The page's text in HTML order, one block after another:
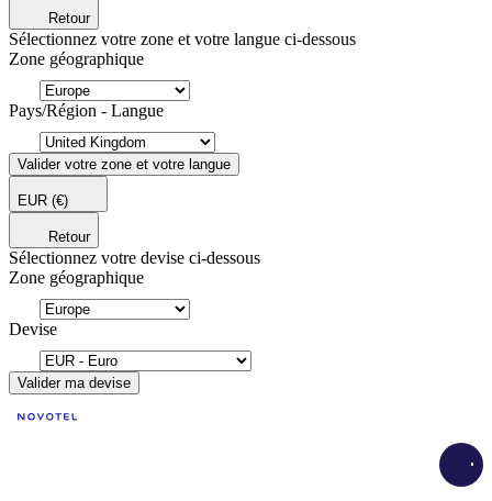
Retour
Sélectionnez votre zone et votre langue ci-dessous
Zone géographique
Pays/Région - Langue
Valider votre zone et votre langue
EUR (€)
Retour
Sélectionnez votre devise ci-dessous
Zone géographique
Devise
Valider ma devise